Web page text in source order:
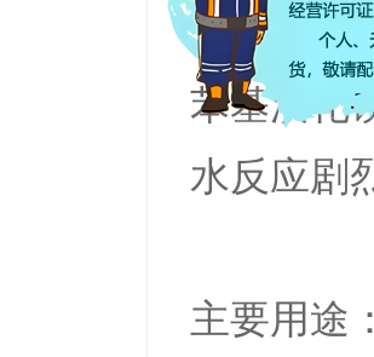
化学性质
苯基溴化
水反应剧
主要用途